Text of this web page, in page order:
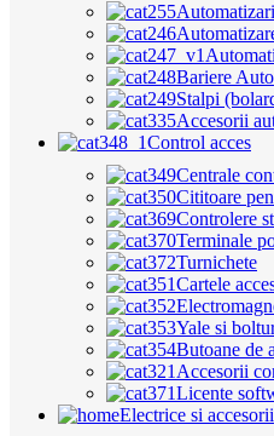
Bariere Auto
Stalpi
Accesorii
Control acces
Centrale
Cititoare
Controlere
Terminale
Turnichete
Cartele
Yale si
Butoane de
Accesorii
Licente
Electrice si accesorii